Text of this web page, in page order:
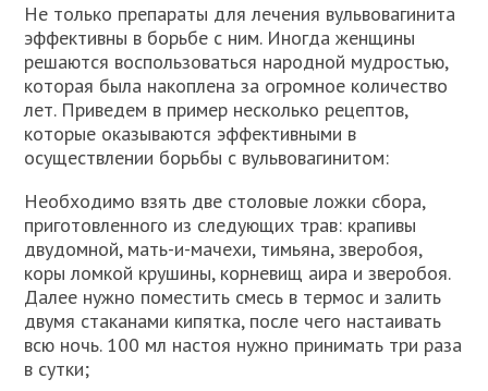
Не только препараты для лечения вульвовагинита
эффективны в борьбе с ним. Иногда женщины
решаются воспользоваться народной мудростью,
которая была накоплена за огромное количество
лет. Приведем в пример несколько рецептов,
которые оказываются эффективными в
осуществлении борьбы с вульвовагинитом:
Необходимо взять две столовые ложки сбора,
приготовленного из следующих трав: крапивы
двудомной, мать-и-мачехи, тимьяна, зверобоя,
коры ломкой крушины, корневищ аира и зверобоя.
Далее нужно поместить смесь в термос и залить
двумя стаканами кипятка, после чего настаивать
всю ночь. 100 мл настоя нужно принимать три раза
в сутки;